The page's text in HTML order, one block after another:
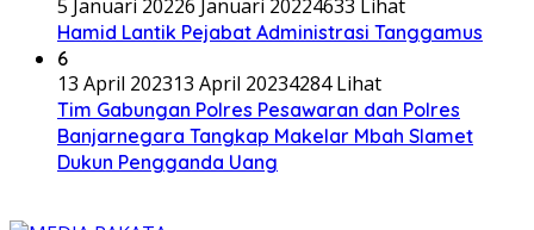
5 Januari 20226 Januari 20224633 Lihat
Hamid Lantik Pejabat Administrasi Tanggamus
6
13 April 202313 April 20234284 Lihat
Tim Gabungan Polres Pesawaran dan Polres
Banjarnegara Tangkap Makelar Mbah Slamet
Dukun Pengganda Uang